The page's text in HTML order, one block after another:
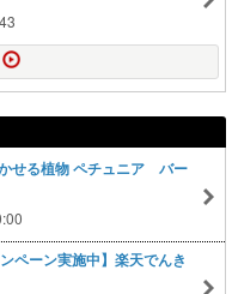
せる植物 ペチュニア バー
ペーン実施中】楽天でんき